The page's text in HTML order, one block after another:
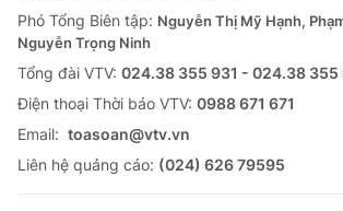
Phó Tổng Biên tập: Nguyễn Thị Mỹ Hạnh,
Nguyễn Trọng Ninh
Tổng đài VTV: 024.38 355 931 - 024.38 355
Ðiện thoại Thời báo VTV: 0988 671 671
Email: toasoan@vtv.vn
Liên hệ quảng cáo: (024) 626 79595